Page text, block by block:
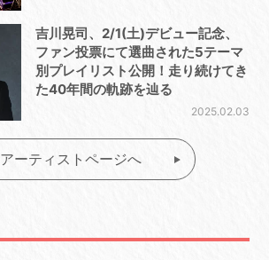
吉川晃司、2/1(土)デビュー記念、
ファン投票にて選曲された5テーマ
別プレイリスト公開！走り続けてき
た40年間の軌跡を辿る
2025.02.03
アーティストページへ